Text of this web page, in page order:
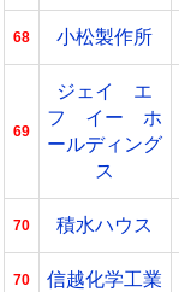
68 小松製作所
69
ジェイ エ
フ イー ホ
ールディング
ス
70 積水ハウス
70 信越化学工業